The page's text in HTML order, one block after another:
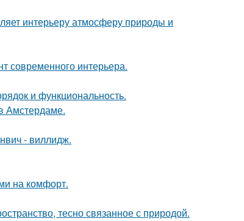
интерьеру атмосферу природы и
современного интерьера.
и функциональность.
Амстердаме.
- виллидж.
на комфорт.
тесно связанное с природой.